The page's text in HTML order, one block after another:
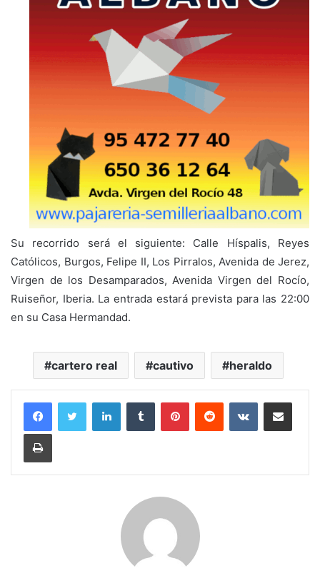
Su recorrido será el siguiente: Calle Híspalis, Reyes
Católicos, Burgos, Felipe II, Los Pirralos, Avenida de Jerez,
Virgen de los Desamparados, Avenida Virgen del Rocío,
Ruiseñor, Iberia. La entrada estará prevista para las 22:00
en su Casa Hermandad.
cartero real cautivo heraldo